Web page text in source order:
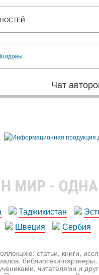
Чат
МИР - ОДНА
Таджикистан
Швеция Сербия
статьи, книги,
библиотеки-
читателями и